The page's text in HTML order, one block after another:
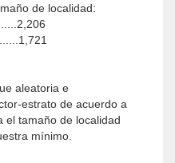
de localidad:
aleatoria e
estrato de acuerdo a
el tamaño de localidad
mínimo.